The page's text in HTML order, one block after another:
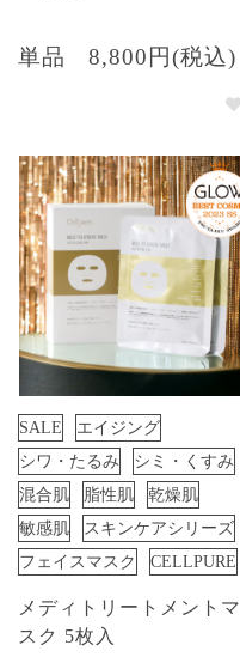
単品 8,800円(税込)
SALE
エイジング
シワ・たるみ
シミ・くすみ
混合肌
脂性肌
乾燥肌
敏感肌
スキンケアシリーズ
フェイスマスク
CELLPURE
メディトリートメントマ
スク 5枚入